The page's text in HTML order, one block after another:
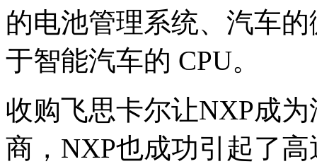
的电池管理系统、汽车
于智能汽车的 CPU。
收购飞思卡尔让NXP成
商，NXP也成功引起了